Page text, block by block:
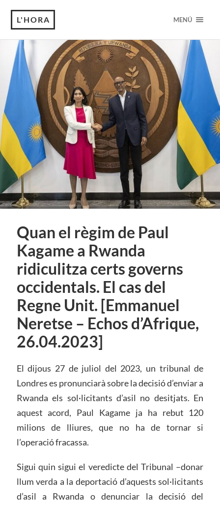
L'HORA MENÚ
Quan el règim de Paul
Kagame a Rwanda
ridiculitza certs governs
occidentals. El cas del
Regne Unit. [Emmanuel
Neretse – Echos d’Afrique,
26.04.2023]
El dijous 27 de juliol del 2023, un tribunal de
Londres es pronunciarà sobre la decisió d’enviar a
Rwanda els sol·licitants d’asil no desitjats. En
aquest acord, Paul Kagame ja ha rebut 120
milions de lliures, que no ha de tornar si
l’operació fracassa.
Sigui quin sigui el veredicte del Tribunal –donar
llum verda a la deportació d’aquests sol·licitants
d’asil a Rwanda o denunciar la decisió del